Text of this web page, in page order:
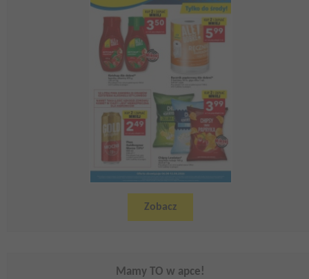
Zobacz
Mamy TO w apce!